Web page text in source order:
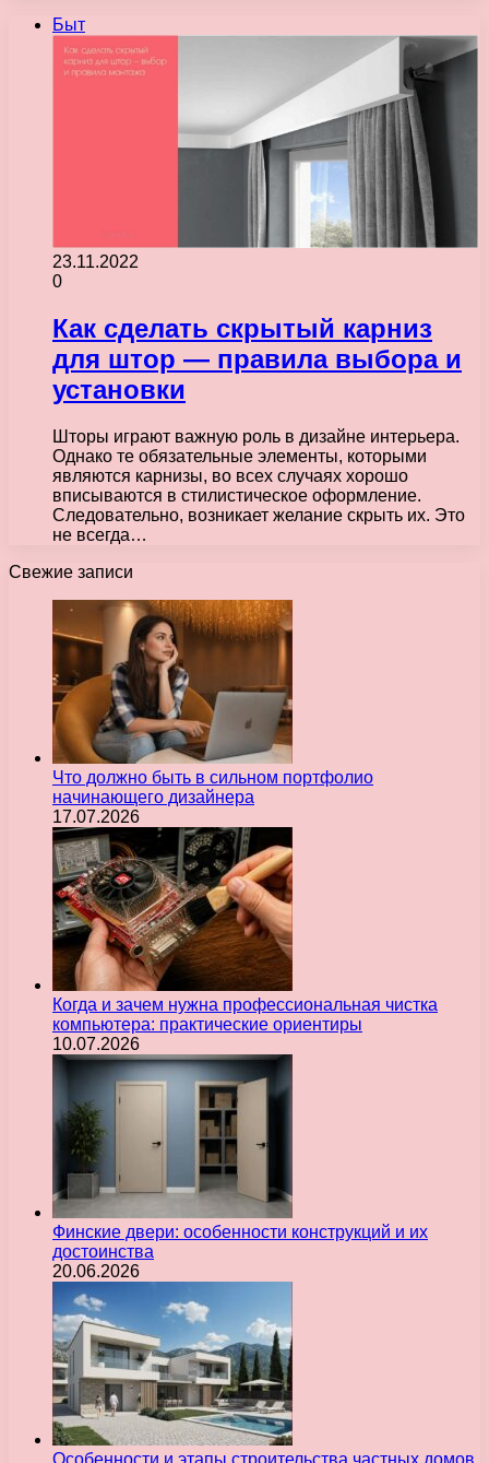
Быт
23.11.2022
0
Как сделать скрытый карниз
для штор — правила выбора и
установки
Шторы играют важную роль в дизайне интерьера.
Однако те обязательные элементы, которыми
являются карнизы, во всех случаях хорошо
вписываются в стилистическое оформление.
Следовательно, возникает желание скрыть их. Это
не всегда…
Свежие записи
Что должно быть в сильном портфолио
начинающего дизайнера
17.07.2026
Когда и зачем нужна профессиональная чистка
компьютера: практические ориентиры
10.07.2026
Финские двери: особенности конструкций и их
достоинства
20.06.2026
Особенности и этапы строительства частных домов